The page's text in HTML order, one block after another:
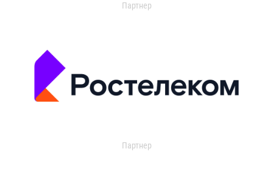
Партнер
Партнер